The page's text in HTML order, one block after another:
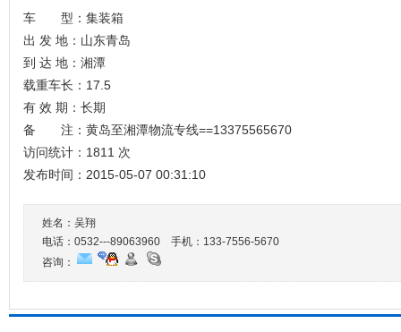
车 型：集装箱
出 发 地：山东青岛
到 达 地：湘潭
载重车长：17.5
有 效 期：长期
备 注：黄岛至湘潭物流专线==13375565670
访问统计：1811 次
发布时间：2015-05-07 00:31:10
姓名：吴翔
电话：0532---89063960 手机： 133-7556-5670
咨询：